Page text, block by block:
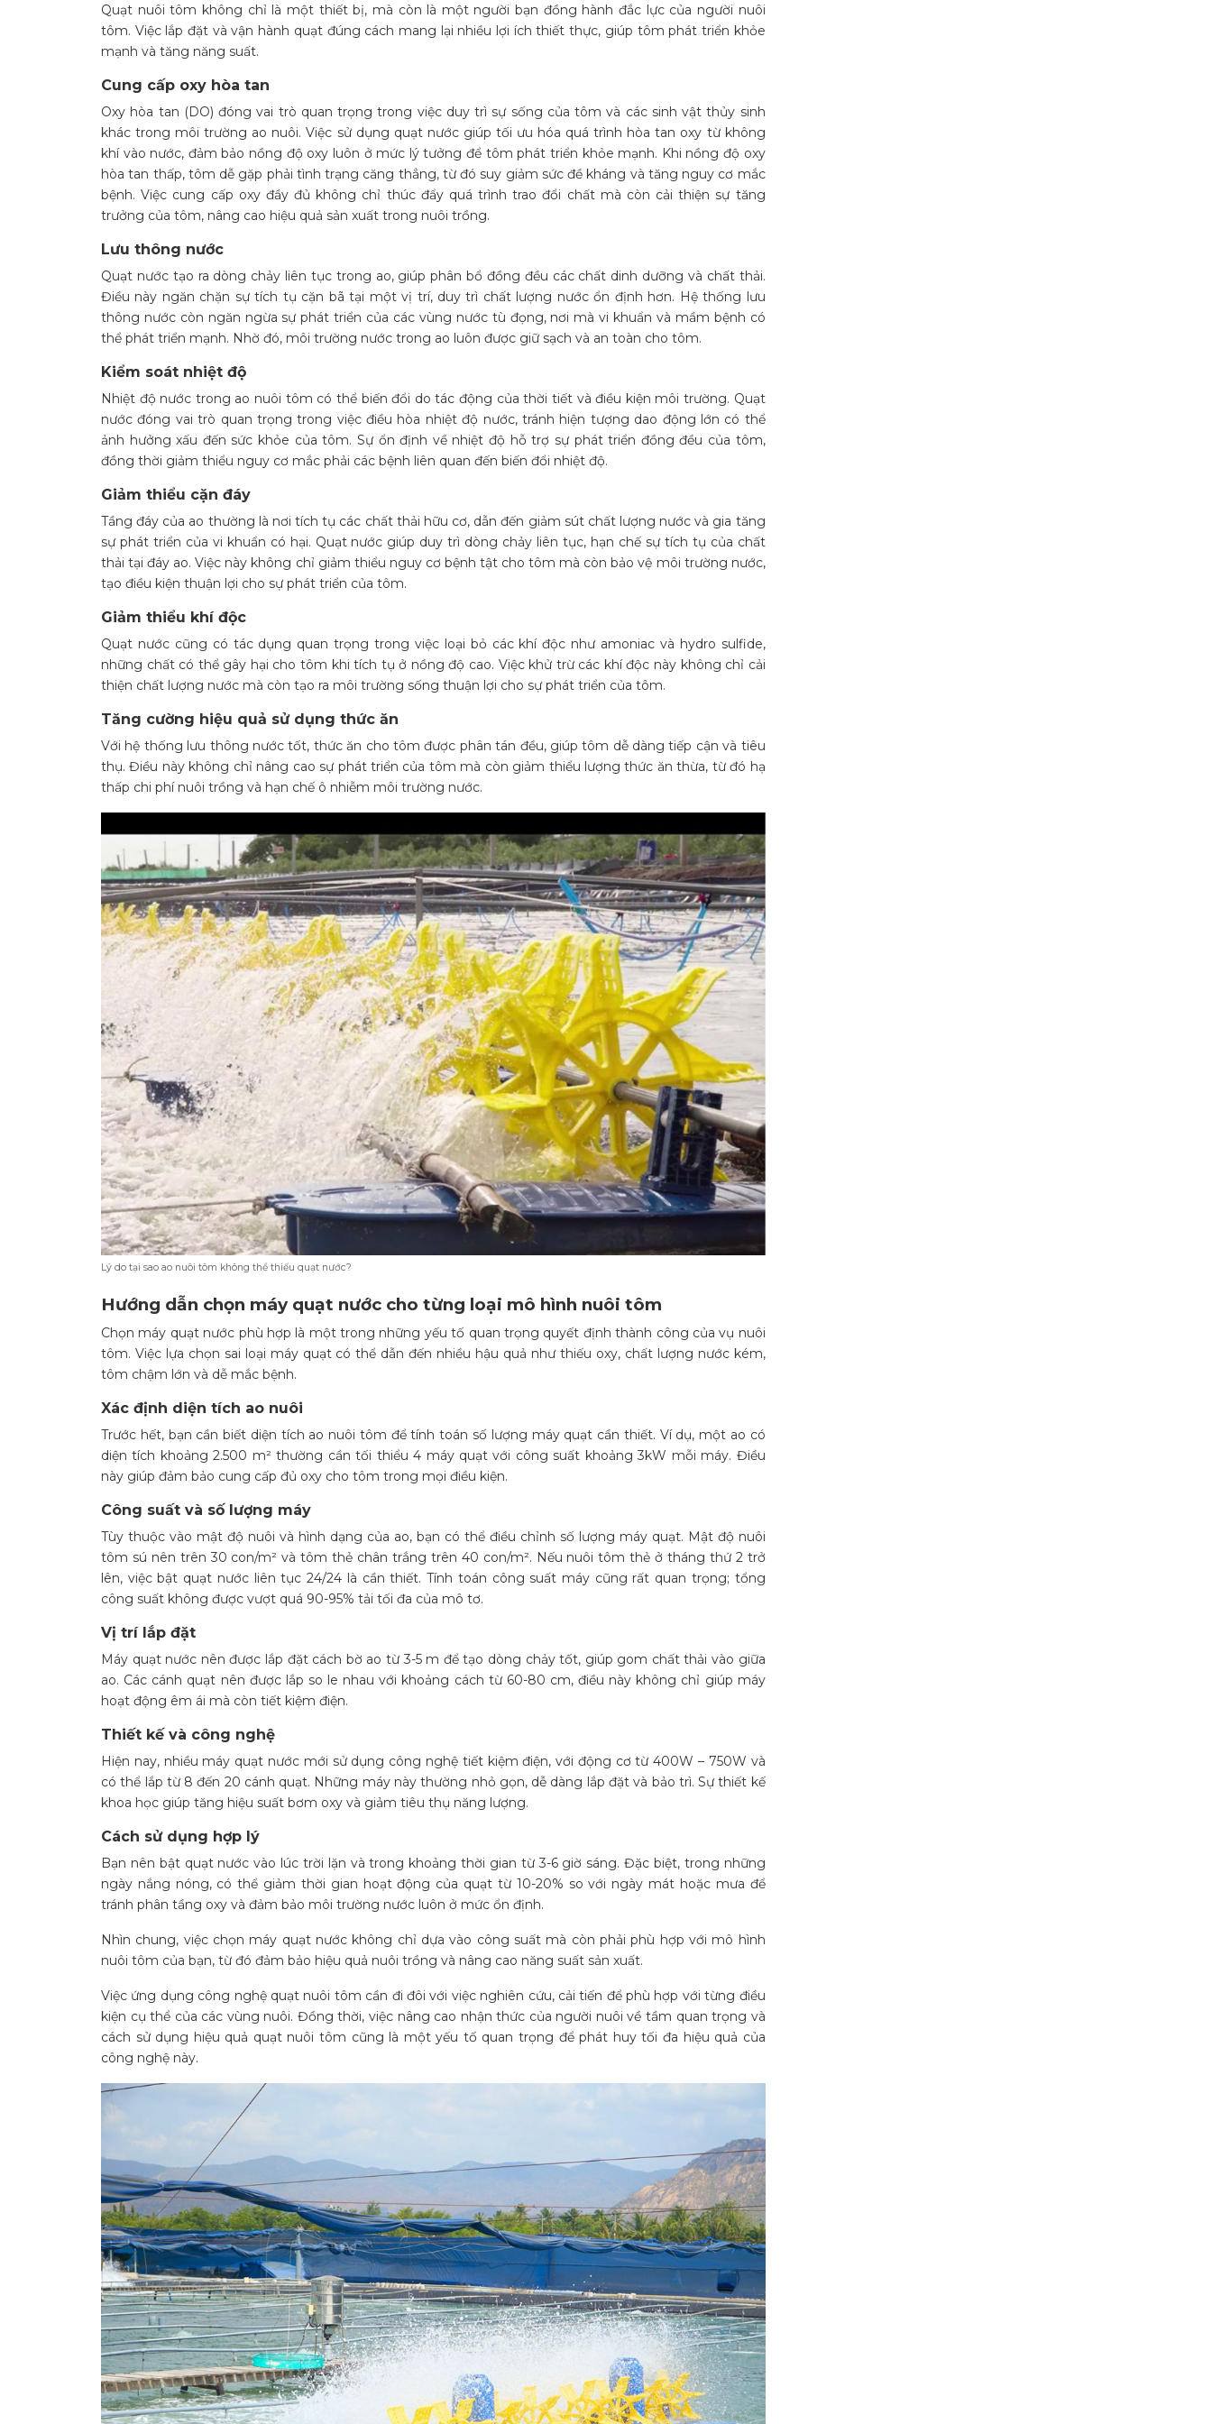
Quạt nuôi tôm không chỉ là một thiết bị, mà còn là một người bạn đồng hành đắc lực của người nuôi
tôm. Việc lắp đặt và vận hành quạt đúng cách mang lại nhiều lợi ích thiết thực, giúp tôm phát triển khỏe
mạnh và tăng năng suất.
Cung cấp oxy hòa tan
Oxy hòa tan (DO) đóng vai trò quan trọng trong việc duy trì sự sống của tôm và các sinh vật thủy sinh
khác trong môi trường ao nuôi. Việc sử dụng quạt nước giúp tối ưu hóa quá trình hòa tan oxy từ không
khí vào nước, đảm bảo nồng độ oxy luôn ở mức lý tưởng để tôm phát triển khỏe mạnh. Khi nồng độ oxy
hòa tan thấp, tôm dễ gặp phải tình trạng căng thẳng, từ đó suy giảm sức đề kháng và tăng nguy cơ mắc
bệnh. Việc cung cấp oxy đầy đủ không chỉ thúc đẩy quá trình trao đổi chất mà còn cải thiện sự tăng
trưởng của tôm, nâng cao hiệu quả sản xuất trong nuôi trồng.
Lưu thông nước
Quạt nước tạo ra dòng chảy liên tục trong ao, giúp phân bổ đồng đều các chất dinh dưỡng và chất thải.
Điều này ngăn chặn sự tích tụ cặn bã tại một vị trí, duy trì chất lượng nước ổn định hơn. Hệ thống lưu
thông nước còn ngăn ngừa sự phát triển của các vùng nước tù đọng, nơi mà vi khuẩn và mầm bệnh có
thể phát triển mạnh. Nhờ đó, môi trường nước trong ao luôn được giữ sạch và an toàn cho tôm.
Kiểm soát nhiệt độ
Nhiệt độ nước trong ao nuôi tôm có thể biến đổi do tác động của thời tiết và điều kiện môi trường. Quạt
nước đóng vai trò quan trọng trong việc điều hòa nhiệt độ nước, tránh hiện tượng dao động lớn có thể
ảnh hưởng xấu đến sức khỏe của tôm. Sự ổn định về nhiệt độ hỗ trợ sự phát triển đồng đều của tôm,
đồng thời giảm thiểu nguy cơ mắc phải các bệnh liên quan đến biến đổi nhiệt độ.
Giảm thiểu cặn đáy
Tầng đáy của ao thường là nơi tích tụ các chất thải hữu cơ, dẫn đến giảm sút chất lượng nước và gia tăng
sự phát triển của vi khuẩn có hại. Quạt nước giúp duy trì dòng chảy liên tục, hạn chế sự tích tụ của chất
thải tại đáy ao. Việc này không chỉ giảm thiểu nguy cơ bệnh tật cho tôm mà còn bảo vệ môi trường nước,
tạo điều kiện thuận lợi cho sự phát triển của tôm.
Giảm thiểu khí độc
Quạt nước cũng có tác dụng quan trọng trong việc loại bỏ các khí độc như amoniac và hydro sulfide,
những chất có thể gây hại cho tôm khi tích tụ ở nồng độ cao. Việc khử trừ các khí độc này không chỉ cải
thiện chất lượng nước mà còn tạo ra môi trường sống thuận lợi cho sự phát triển của tôm.
Tăng cường hiệu quả sử dụng thức ăn
Với hệ thống lưu thông nước tốt, thức ăn cho tôm được phân tán đều, giúp tôm dễ dàng tiếp cận và tiêu
thụ. Điều này không chỉ nâng cao sự phát triển của tôm mà còn giảm thiểu lượng thức ăn thừa, từ đó hạ
thấp chi phí nuôi trồng và hạn chế ô nhiễm môi trường nước.
Lý do tại sao ao nuôi tôm không thể thiếu quạt nước?
Hướng dẫn chọn máy quạt nước cho từng loại mô hình nuôi tôm
Chọn máy quạt nước phù hợp là một trong những yếu tố quan trọng quyết định thành công của vụ nuôi
tôm. Việc lựa chọn sai loại máy quạt có thể dẫn đến nhiều hậu quả như thiếu oxy, chất lượng nước kém,
tôm chậm lớn và dễ mắc bệnh.
Xác định diện tích ao nuôi
Trước hết, bạn cần biết diện tích ao nuôi tôm để tính toán số lượng máy quạt cần thiết. Ví dụ, một ao có
diện tích khoảng 2.500 m² thường cần tối thiểu 4 máy quạt với công suất khoảng 3kW mỗi máy. Điều
này giúp đảm bảo cung cấp đủ oxy cho tôm trong mọi điều kiện.
Công suất và số lượng máy
Tùy thuộc vào mật độ nuôi và hình dạng của ao, bạn có thể điều chỉnh số lượng máy quạt. Mật độ nuôi
tôm sú nên trên 30 con/m² và tôm thẻ chân trắng trên 40 con/m². Nếu nuôi tôm thẻ ở tháng thứ 2 trở
lên, việc bật quạt nước liên tục 24/24 là cần thiết. Tính toán công suất máy cũng rất quan trọng; tổng
công suất không được vượt quá 90-95% tải tối đa của mô tơ​.
Vị trí lắp đặt
Máy quạt nước nên được lắp đặt cách bờ ao từ 3-5 m để tạo dòng chảy tốt, giúp gom chất thải vào giữa
ao. Các cánh quạt nên được lắp so le nhau với khoảng cách từ 60-80 cm, điều này không chỉ giúp máy
hoạt động êm ái mà còn tiết kiệm điện​.
Thiết kế và công nghệ
Hiện nay, nhiều máy quạt nước mới sử dụng công nghệ tiết kiệm điện, với động cơ từ 400W – 750W và
có thể lắp từ 8 đến 20 cánh quạt. Những máy này thường nhỏ gọn, dễ dàng lắp đặt và bảo trì. Sự thiết kế
khoa học giúp tăng hiệu suất bơm oxy và giảm tiêu thụ năng lượng.
Cách sử dụng hợp lý
Bạn nên bật quạt nước vào lúc trời lặn và trong khoảng thời gian từ 3-6 giờ sáng. Đặc biệt, trong những
ngày nắng nóng, có thể giảm thời gian hoạt động của quạt từ 10-20% so với ngày mát hoặc mưa để
tránh phân tầng oxy và đảm bảo môi trường nước luôn ở mức ổn định​.
Nhìn chung, việc chọn máy quạt nước không chỉ dựa vào công suất mà còn phải phù hợp với mô hình
nuôi tôm của bạn, từ đó đảm bảo hiệu quả nuôi trồng và nâng cao năng suất sản xuất.
Việc ứng dụng công nghệ quạt nuôi tôm cần đi đôi với việc nghiên cứu, cải tiến để phù hợp với từng điều
kiện cụ thể của các vùng nuôi. Đồng thời, việc nâng cao nhận thức của người nuôi về tầm quan trọng và
cách sử dụng hiệu quả quạt nuôi tôm cũng là một yếu tố quan trọng để phát huy tối đa hiệu quả của
công nghệ này.